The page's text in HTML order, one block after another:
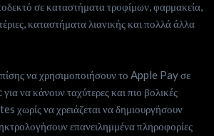
σε καταστήματα τροφίμων, φαρμακεία,
καταστήματα λιανικής και πολλά άλλα
να χρησιμοποιήσουν το Apple Pay σε
να κάνουν ταχύτερες και πιο βολικές
χωρίς να χρειάζεται να δημιουργήσουν
επανειλημμένα πληροφορίες